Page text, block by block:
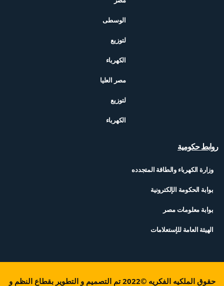
الوسطى
لتوزيع
الكهرباء
مصر العليا
لتوزيع
الكهرباء
روابط حكومية
وزارة الكهرباء والطاقة المتجدده
بوابة الحكومة الإلكترونية
بوابة معلومات مصر
الهيئة العامة للإستعلامات
حقوق الملكيه الفكريه ©2022 تم التصميم و التطوير بقطاع النظم و